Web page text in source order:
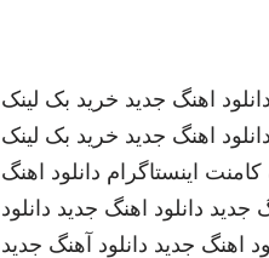
دانلود اهنگ جدید خرید بک لینک
دانلود اهنگ جدید خرید بک لینک
کامنت اینستاگرام دانلود اهنگ
جدید دانلود اهنگ جدید دانلود
اهنگ جدید دانلود آهنگ جدید